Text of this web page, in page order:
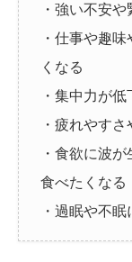
・強い不安
・仕事や趣
くなる
・集中力が
・疲れやす
・食欲に波
食べたくなる
・過眠や不